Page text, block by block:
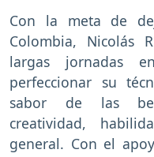
Con la meta de
Colombia, Nicolás
largas jornadas
perfeccionar su
sabor de las
creatividad,
general. Con el